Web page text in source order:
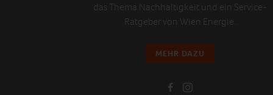
das Thema Nachhaltigkeit und ein Service-
Ratgeber von Wien Energie.
MEHR DAZU